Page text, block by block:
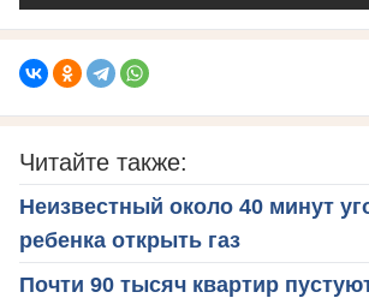
Читайте также:
Неизвестный около 40 минут
ребенка открыть газ
Почти 90 тысяч квартир